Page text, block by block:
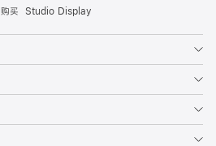
购买 Studio Display